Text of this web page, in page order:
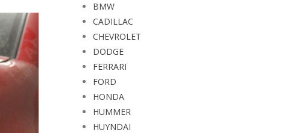
BMW
CADILLAC
CHEVROLET
DODGE
FERRARI
FORD
HONDA
HUMMER
HUYNDAI